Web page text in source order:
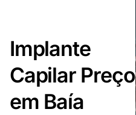
Implante
Capilar Preço
em Baía